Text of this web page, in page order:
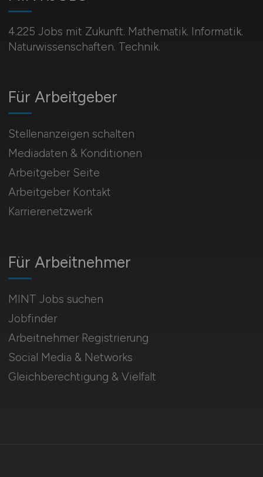
4.225 Jobs mit Zukunft. Mathematik. Informatik.
Naturwissenschaften. Technik.
Für Arbeitnehmer
MINT Jobs suchen
Jobfinder
Arbeitnehmer Registrierung
Social Media & Networks
Gleichberechtigung & Vielfalt
Für Arbeitgeber
Stellenanzeigen schalten
Mediadaten & Konditionen
Arbeitgeber Seite
Arbeitgeber Kontakt
Karrierenetzwerk